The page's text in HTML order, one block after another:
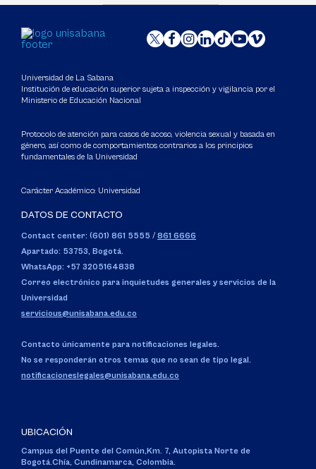
Universidad de La Sabana
Institución de educación superior sujeta a inspección y vigilancia por el
Ministerio de Educación Nacional
Protocolo de atención para casos de acoso, violencia sexual y basada en
género, así como de comportamientos contrarios a los principios
fundamentales de la Universidad
Carácter Académico: Universidad
DATOS DE CONTACTO
Contact center: (601) 861 5555 / 861 6666
Apartado: 53753, Bogotá.
WhatsApp: +57 3205164838
Correo electrónico para inquietudes generales y servicios de la
Universidad
servicious@unisabana.edu.co
Contacto únicamente para notificaciones legales.
No se responderán otros temas que no sean de tipo legal.
notificacioneslegales@unisabana.edu.co
UBICACIÓN
Campus del Puente del Común,Km. 7, Autopista Norte de
Bogotá.Chía, Cundinamarca, Colombia.